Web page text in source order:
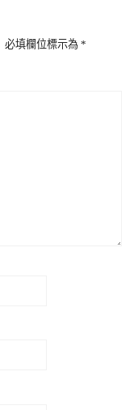
必填欄位標示為 *